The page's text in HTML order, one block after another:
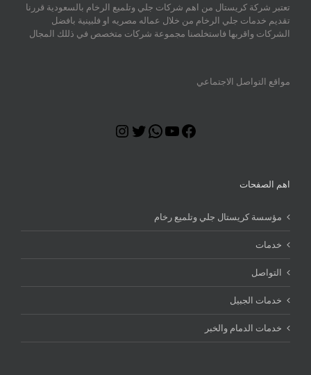
تعتبر شركة كريستال من اهم شركات جلي وتلميع الرخام بالسعودية قررنا
تقديم خدمات جلي الرخام من خلال عماله مصريه او فلبينية بافضل
الشركات واقربها فاستخلصنا مجموعة شركات متخصص في ذللك المجال
مواقع التواصل الاجتماعي
Facebook
YouTube
WhatsApp
Twitter
اهم الصفحات
مؤسسة كريستال جلي وتلميع رخام
خدمات
التواصل
خدمات الجبيل
خدمات الدمام والخبر